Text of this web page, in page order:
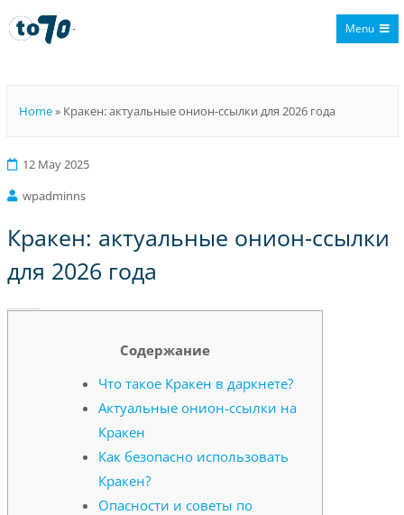
Menu
Home» Кракен: актуальные онион-ссылки для 2026 года
12 May 2025
wpadminns
Кракен: актуальные онион-ссылки
для 2026 года
Содержание
Что такое Кракен в даркнете?
Актуальные онион-ссылки на
Кракен
Как безопасно использовать
Кракен?
Опасности и советы по